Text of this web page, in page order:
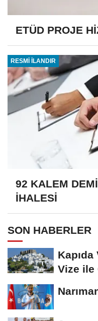
ETÜD PROJE
RESMİ İLANDIR
92 KALEM
İHALESİ
SON HABERLER
Kapıda
Vize ile